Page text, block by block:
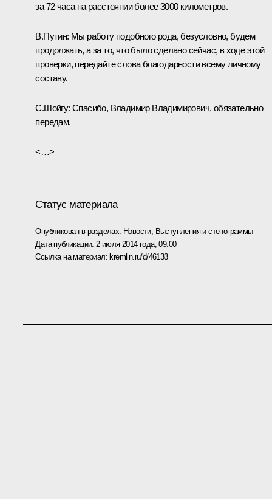
за 72 часа на расстоянии более 3000 километров.
В.Путин: Мы работу подобного рода, безусловно, будем
продолжать, а за то, что было сделано сейчас, в ходе этой
проверки, передайте слова благодарности всему личному
составу.
С.Шойгу: Спасибо, Владимир Владимирович, обязательно
передам.
<…>
Статус материала
Опубликован в разделах: Новости, Выступления и стенограммы
Дата публикации: 2 июля 2014 года, 09:00
Ссылка на материал: kremlin.ru/d/46133